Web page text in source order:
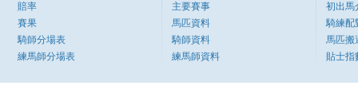
賠率
賽果
騎師分場表
練馬師分場表
主要賽事
馬匹資料
騎師資料
練馬師資料
初出馬
騎練配
馬匹搬
貼士指